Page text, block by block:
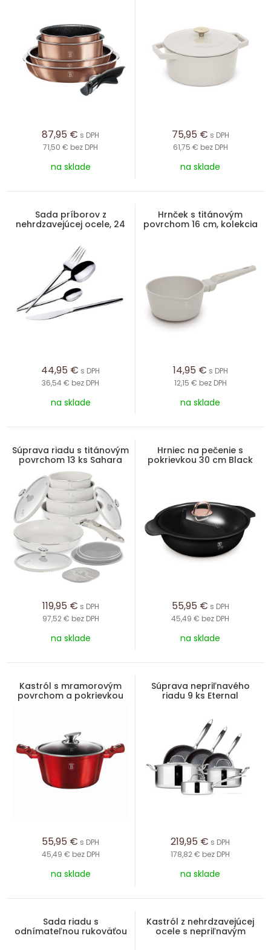
87,95 € s DPH
71,50 € bez DPH
na sklade
75,95 € s DPH
61,75 € bez DPH
na sklade
Sada príborov z
nehrdzavejúcej ocele, 24
ks, leštená
44,95 € s DPH
36,54 € bez DPH
na sklade
Hrnček s titánovým
povrchom 16 cm, kolekcia
14,95 € s DPH
12,15 € bez DPH
na sklade
Súprava riadu s titánovým
povrchom 13 ks Sahara
Marble Collection
119,95 € s DPH
97,52 € bez DPH
na sklade
Hrniec na pečenie s
pokrievkou 30 cm Black
55,95 € s DPH
45,49 € bez DPH
na sklade
Kastról s mramorovým
povrchom a pokrievkou
55,95 € s DPH
45,49 € bez DPH
na sklade
Súprava nepriľnavého
riadu 9 ks Eternal
219,95 € s DPH
178,82 € bez DPH
na sklade
Sada riadu s
odnímateľnou rukoväťou
Kastról z nehrdzavejúcej
ocele s nepriľnavým